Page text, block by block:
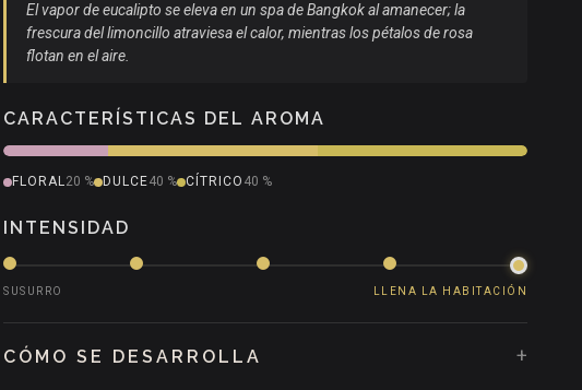
El vapor de eucalipto se eleva en un spa de Bangkok al amanecer; la
frescura del limoncillo atraviesa el calor, mientras los pétalos de rosa
flotan en el aire.
CARACTERÍSTICAS DEL AROMA
FLORAL20 % DULCE40 % CÍTRICO 40 %
INTENSIDAD
SUSURRO LLENA LA HABITACIÓN
CÓMO SE DESARROLLA +